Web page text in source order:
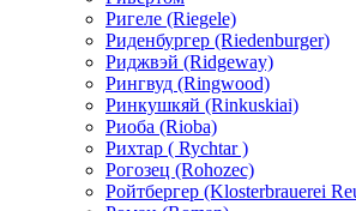
Ригеле (Riegele)
Риденбургер (Riedenburger)
Риджвэй (Ridgeway)
Рингвуд (Ringwood)
Ринкушкяй (Rinkuskiai)
Риоба (Rioba)
Рихтар ( Rychtar )
Рогозец (Rohozec)
Ройтбергер (Klosterbrauerei